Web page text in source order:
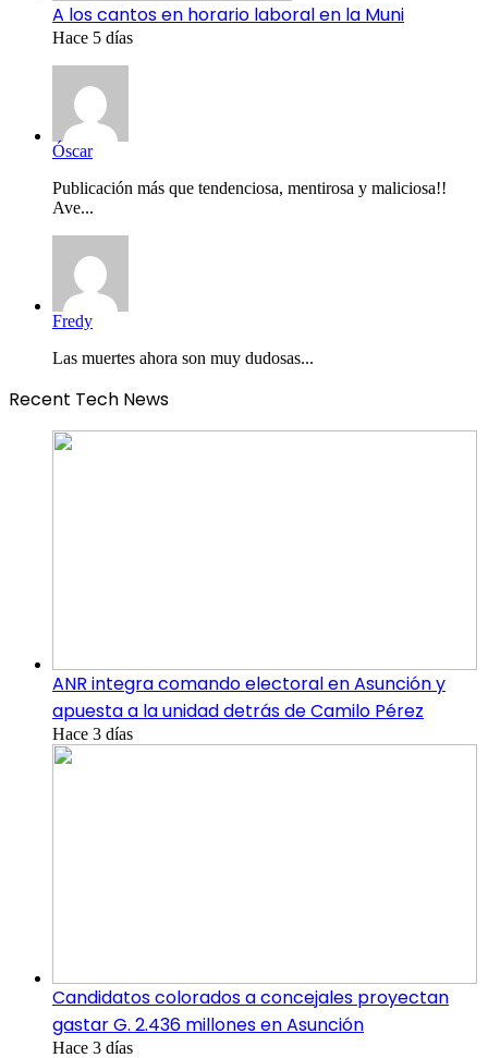
A los cantos en horario laboral en la Muni
Hace 5 días
Óscar
Publicación más que tendenciosa, mentirosa y maliciosa!!
Ave...
Fredy
Las muertes ahora son muy dudosas...
Recent Tech News
ANR integra comando electoral en Asunción y
apuesta a la unidad detrás de Camilo Pérez
Hace 3 días
Candidatos colorados a concejales proyectan
gastar G. 2.436 millones en Asunción
Hace 3 días